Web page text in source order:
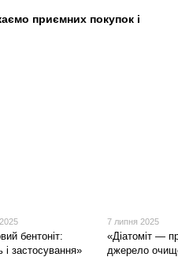
приємних покупок і
бентоніт:
і застосування»
7 липня 2025
«Діатоміт —
джерело